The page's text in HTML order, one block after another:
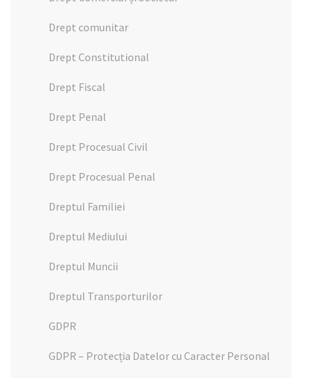
Drept comunitar
Drept Constitutional
Drept Fiscal
Drept Penal
Drept Procesual Civil
Drept Procesual Penal
Dreptul Familiei
Dreptul Mediului
Dreptul Muncii
Dreptul Transporturilor
GDPR
GDPR – Protecția Datelor cu Caracter Personal